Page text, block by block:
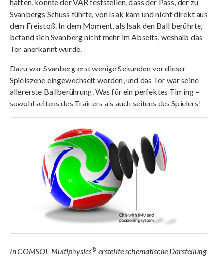
hatten, konnte der VAR feststellen, dass der Pass, der zu
Svanbergs Schuss führte, von Isak kam und nicht direkt aus
dem Freistoß. In dem Moment, als Isak den Ball berührte,
befand sich Svanberg nicht mehr im Abseits, weshalb das
Tor anerkannt wurde.
Dazu war Svanberg erst wenige Sekunden vor dieser
Spielszene eingewechselt worden, und das Tor war seine
allererste Ballberührung. Was für ein perfektes Timing –
sowohl seitens des Trainers als auch seitens des Spielers!
In COMSOL Multiphysics® erstellte schematische Darstellung